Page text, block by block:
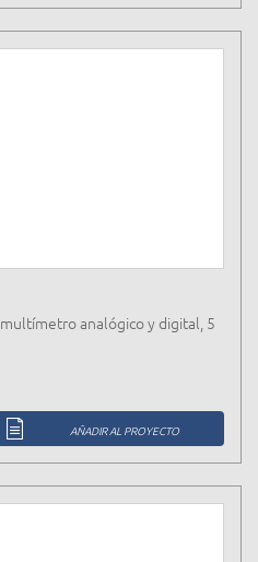
analógico y digital, 5
AÑADIR AL PROYECTO